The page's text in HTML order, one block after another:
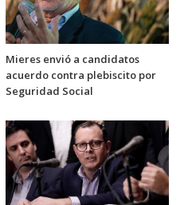
Mieres envió a candidatos
acuerdo contra plebiscito por
Seguridad Social